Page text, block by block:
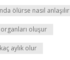
ölürse nasıl anlaşılır
oluşur
aylık olur